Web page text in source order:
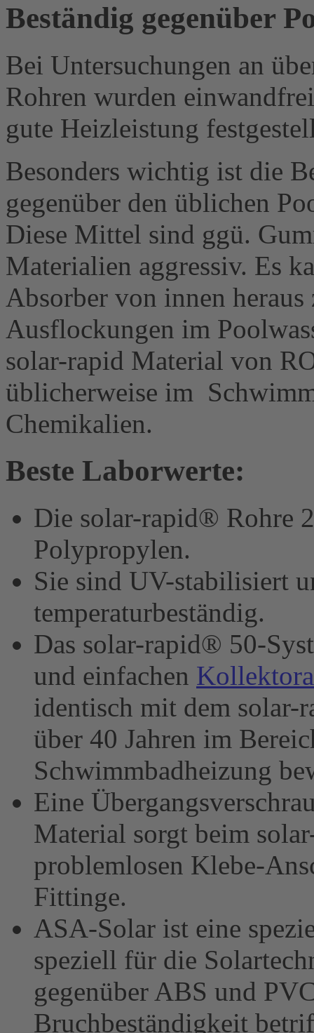
Beständig gegenüber
Bei Untersuchungen an
Rohren wurden
gute Heizleistung
Besonders wichtig ist die
gegenüber den üblichen
Diese Mittel sind ggü.
Materialien aggressiv. Es
Absorber von innen
Ausflockungen im
solar-rapid Material von
üblicherweise im
Chemikalien.
Beste Laborwerte:
Die solar-rapid® Rohre
Polypropylen.
Sie sind UV-stabilisiert
temperaturbeständig.
Das solar-rapid® 50-
und einfachen
identisch mit dem solar-
über 40 Jahren im
Schwimmbadheizung
Eine
Material sorgt beim
problemlosen Klebe-
Fittinge.
ASA-Solar ist eine
speziell für die
gegenüber ABS und
Bruchbeständigkeit